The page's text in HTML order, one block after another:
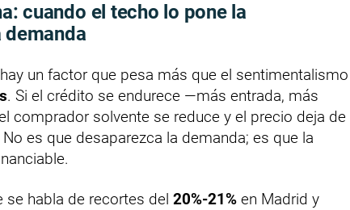
cuando el techo lo pone la
un factor que pesa más que el sentimentalismo
. Si el crédito se endurece —más entrada, más
comprador solvente se reduce y el precio deja de
es que desaparezca la demanda; es que la
se habla de recortes del 20%-21% en Madrid y